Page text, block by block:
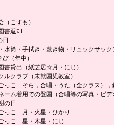
（こすも）
却
・敷き物・リュックサック
中）
芝居☆月・にじ）
ラブ（未就園児教室）
…そら，合唱・うた（全クラス），
登園（合唱等の写真・ビデオ
日
こ…月・火星・ひかり
こ…星・木星・にじ